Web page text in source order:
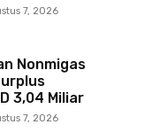
7, 2026
Nonmigas
3,04 Miliar
7, 2026